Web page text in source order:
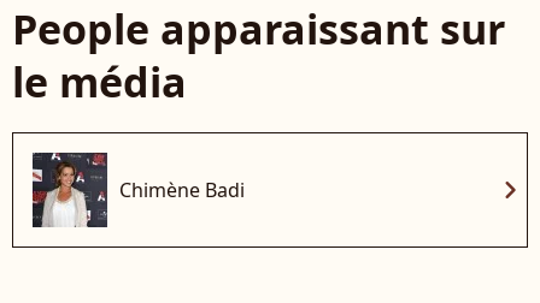
People apparaissant sur
le média
Chimène Badi chevron_right